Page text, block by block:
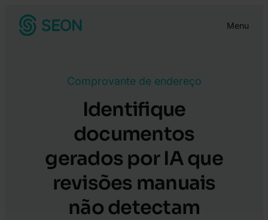
Pular
para
Menu
Comprovante de endereço
Identifique
documentos
gerados por IA que
revisões manuais
não detectam